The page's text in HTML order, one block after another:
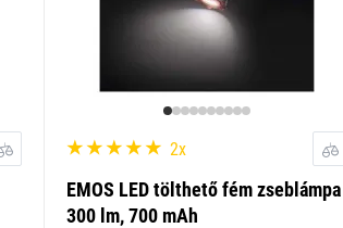
2x
EMOS LED tölthető fém zseblámpa
300 lm, 700 mAh